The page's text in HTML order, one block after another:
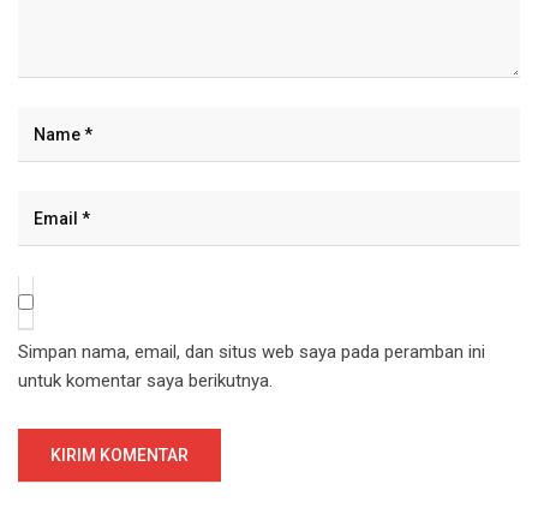
Simpan nama, email, dan situs web saya pada peramban ini
untuk komentar saya berikutnya.